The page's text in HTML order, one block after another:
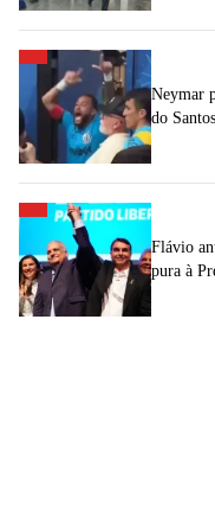
Neymar
do
Flávio
pura à